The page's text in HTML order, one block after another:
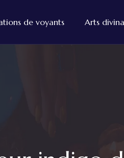
de voyants Arts